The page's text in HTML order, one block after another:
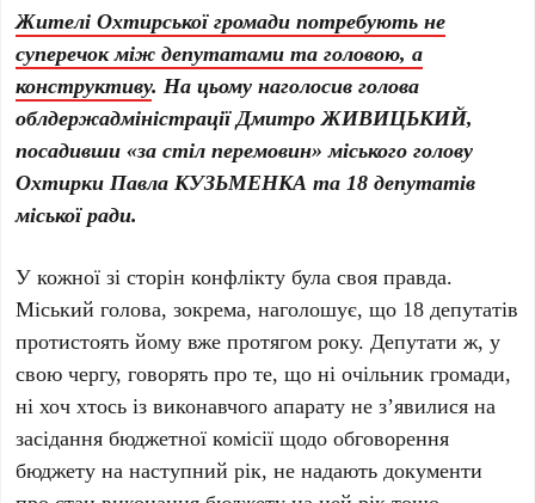
Жителі Охтирської громади потребують не
суперечок між депутатами та головою, а
конструктиву. На цьому наголосив голова
облдержадміністрації Дмитро ЖИВИЦЬКИЙ,
посадивши «за стіл перемовин» міського голову
Охтирки Павла КУЗЬМЕНКА та 18 депутатів
міської ради.
У кожної зі сторін конфлікту була своя правда.
Міський голова, зокрема, наголошує, що 18 депутатів
протистоять йому вже протягом року. Депутати ж, у
свою чергу, говорять про те, що ні очільник громади,
ні хоч хтось із виконавчого апарату не з’явилися на
засідання бюджетної комісії щодо обговорення
бюджету на наступний рік, не надають документи